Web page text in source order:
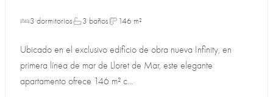
3 dormitorios 3 baños 146 m²
Ubicado en el exclusivo edificio de obra nueva Infinity, en
primera línea de mar de Lloret de Mar, este elegante
apartamento ofrece 146 m² c...